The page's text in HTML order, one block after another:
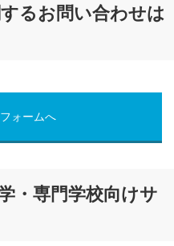
るお問い合わせは
ォームへ
・専門学校向けサ